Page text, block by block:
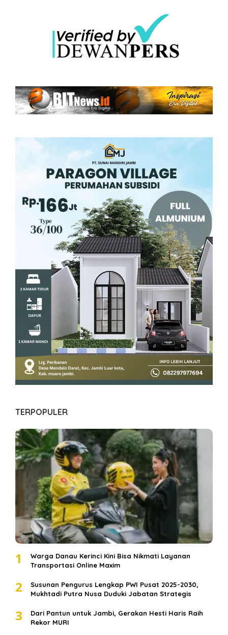
TERPOPULER
1
Warga Danau Kerinci Kini Bisa Nikmati Layanan
Transportasi Online Maxim
2
Susunan Pengurus Lengkap PWI Pusat 2025-2030,
Mukhtadi Putra Nusa Duduki Jabatan Strategis
3
Dari Pantun untuk Jambi, Gerakan Hesti Haris Raih
Rekor MURI